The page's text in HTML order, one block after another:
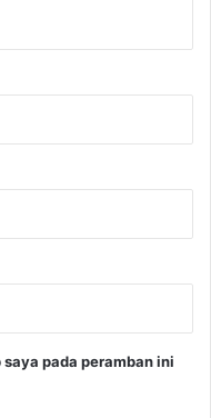
pada peramban ini